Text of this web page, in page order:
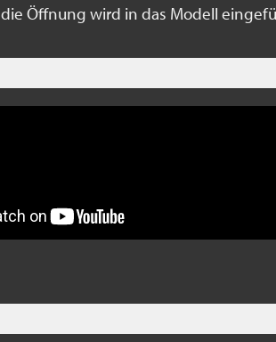
die Öffnung wird in das Modell